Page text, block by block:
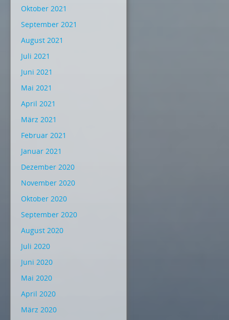
Oktober 2021
September 2021
August 2021
Juli 2021
Juni 2021
Mai 2021
April 2021
März 2021
Februar 2021
Januar 2021
Dezember 2020
November 2020
Oktober 2020
September 2020
August 2020
Juli 2020
Juni 2020
Mai 2020
April 2020
März 2020